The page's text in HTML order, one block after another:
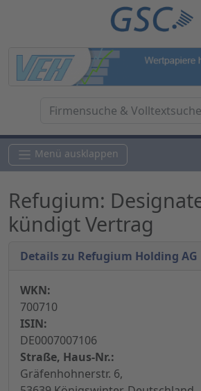
Menü ausklappen
Refugium:
kündigt Vertrag
Details zu Refugium Holding AG
WKN:
700710
ISIN:
DE0007007106
Straße, Haus-Nr.:
Gräfenhohnerstr. 6,